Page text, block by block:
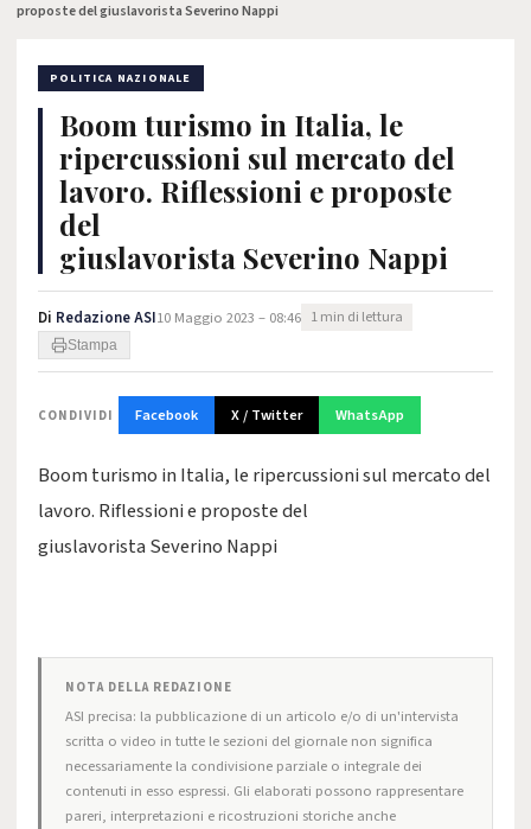
proposte del giuslavorista Severino Nappi
POLITICA NAZIONALE
Boom turismo in Italia, le
ripercussioni sul mercato del
lavoro. Riflessioni e proposte
del
giuslavorista Severino Nappi
Di Redazione ASI10 Maggio 2023 – 08:46 1 min di lettura
Stampa
CONDIVIDI Facebook X / Twitter WhatsApp
Boom turismo in Italia, le ripercussioni sul mercato del
lavoro. Riflessioni e proposte del
giuslavorista Severino Nappi
NOTA DELLA REDAZIONE
ASI precisa: la pubblicazione di un articolo e/o di un'intervista
scritta o video in tutte le sezioni del giornale non significa
necessariamente la condivisione parziale o integrale dei
contenuti in esso espressi. Gli elaborati possono rappresentare
pareri, interpretazioni e ricostruzioni storiche anche